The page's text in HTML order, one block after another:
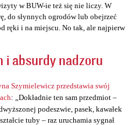
w BUW-ie też się nie liczy. W
do słynnych ogrodów lub obejrzeć
ręki i na miejscu. No tak, ale najpierw
i absurdy nadzoru
Szymielewicz przedstawia swój
: „Dokładnie ten sam przedmiot –
podeszwie, pasek, kawałek
tuby – raz uruchamia sygnał